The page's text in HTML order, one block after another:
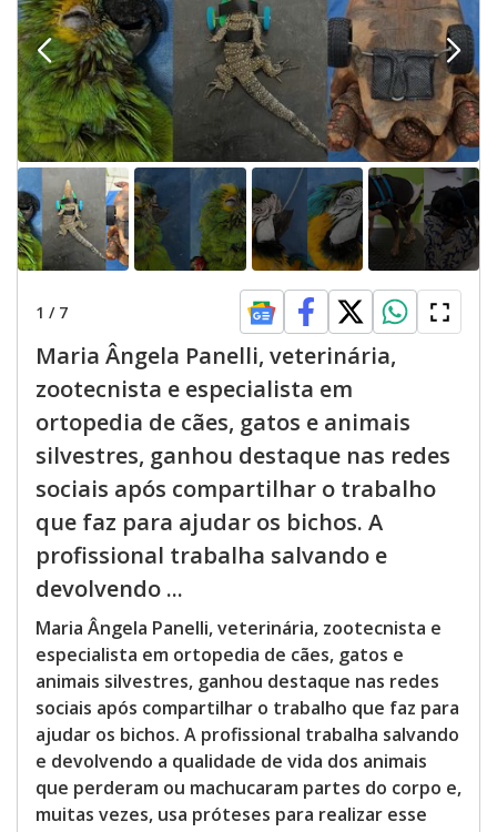
1 / 7
Maria Ângela Panelli, veterinária,
zootecnista e especialista em
ortopedia de cães, gatos e animais
silvestres, ganhou destaque nas redes
sociais após compartilhar o trabalho
que faz para ajudar os bichos. A
profissional trabalha salvando e
devolvendo ...
Maria Ângela Panelli, veterinária, zootecnista e
especialista em ortopedia de cães, gatos e
animais silvestres, ganhou destaque nas redes
sociais após compartilhar o trabalho que faz para
ajudar os bichos. A profissional trabalha salvando
e devolvendo a qualidade de vida dos animais
que perderam ou machucaram partes do corpo e,
muitas vezes, usa próteses para realizar esse